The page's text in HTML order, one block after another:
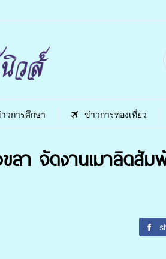
วการศึกษา ข่าวการท่องเที่ยว
ลา จัดงานเมาลิดสัม